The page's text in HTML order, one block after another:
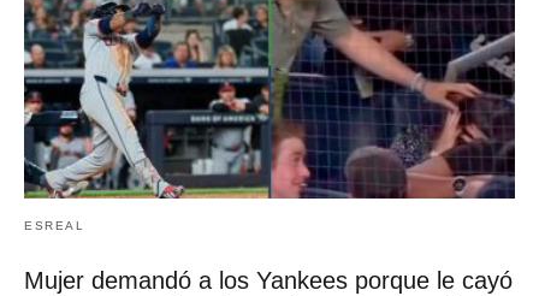
ESREAL
Mujer demandó a los Yankees porque le cayó